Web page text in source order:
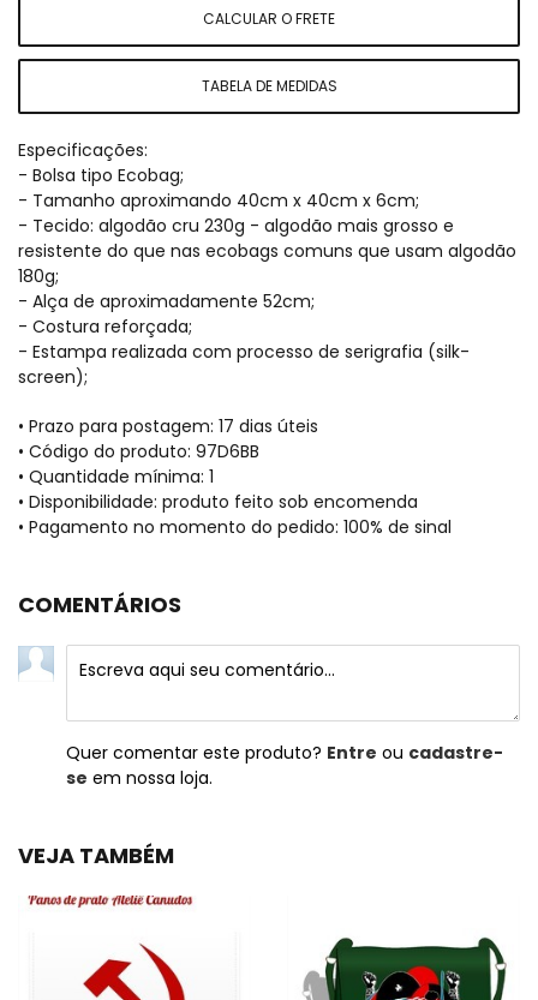
CALCULAR O FRETE
TABELA DE MEDIDAS
Especificações:
- Bolsa tipo Ecobag;
- Tamanho aproximando 40cm x 40cm x 6cm;
- Tecido: algodão cru 230g - algodão mais grosso e
resistente do que nas ecobags comuns que usam algodão
180g;
- Alça de aproximadamente 52cm;
- Costura reforçada;
- Estampa realizada com processo de serigrafia (silk-
screen);
• Prazo para postagem: 17 dias úteis
• Código do produto: 97D6BB
• Quantidade mínima: 1
• Disponibilidade: produto feito sob encomenda
• Pagamento no momento do pedido: 100% de sinal
COMENTÁRIOS
Quer comentar este produto? Entre ou cadastre-
se em nossa loja.
VEJA TAMBÉM